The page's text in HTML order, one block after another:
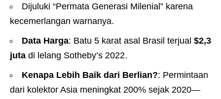
Dijuluki “Permata Generasi Milenial” karena
kecemerlangan warnanya.
Data Harga: Batu 5 karat asal Brasil terjual $2,3
juta di lelang Sotheby’s 2022.
Kenapa Lebih Baik dari Berlian?: Permintaan
dari kolektor Asia meningkat 200% sejak 2020—